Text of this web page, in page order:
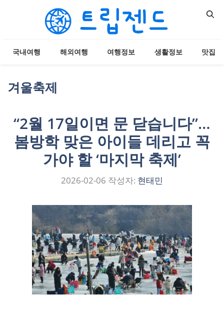
국내여행 해외여행 여행정보 생활정보 맛집
겨울축제
“2월 17일이면 문 닫습니다”…
봄방학 맞은 아이들 데리고 꼭
가야 할 ‘마지막 축제’
2026-02-06 작성자: 현태민